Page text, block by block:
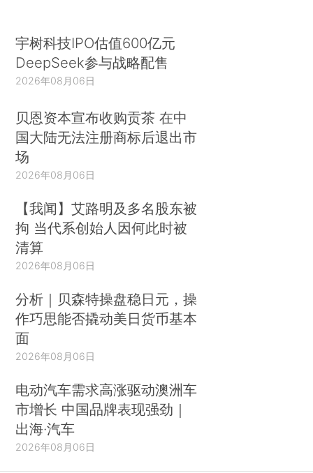
宇树科技IPO估值600亿元
DeepSeek参与战略配售
2026年08月06日
贝恩资本宣布收购贡茶 在中
国大陆无法注册商标后退出市
场
2026年08月06日
【我闻】艾路明及多名股东被
拘 当代系创始人因何此时被
清算
2026年08月06日
分析｜贝森特操盘稳日元，操
作巧思能否撬动美日货币基本
面
2026年08月06日
电动汽车需求高涨驱动澳洲车
市增长 中国品牌表现强劲｜
出海·汽车
2026年08月06日